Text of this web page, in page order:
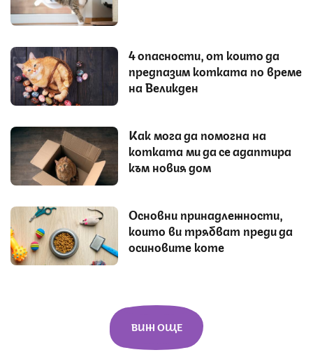
4 опасности, от които да
предпазим котката по време
на Великден
Как мога да помогна на
котката ми да се адаптира
към новия дом
Основни принадлежности,
които ви трябват преди да
осиновите коте
ВИЖ ОЩЕ